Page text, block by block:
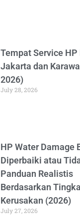
Tempat Service HP
Jakarta dan
2026)
July 28, 2026
HP Water Damage
Diperbaiki atau
Panduan Realistis
Berdasarkan
Kerusakan (2026)
July 27, 2026